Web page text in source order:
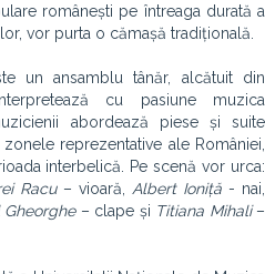
românești pe întreaga durată a
vor purta o cămașă tradițională.
un ansamblu tânăr, alcătuit din
cu pasiune muzica
abordează piese și suite
reprezentative ale României,
interbelică. Pe scenă vor urca:
Racu– vioară, Albert Ioniță - nai,
Gheorghe– clape și Titiana Mihali–